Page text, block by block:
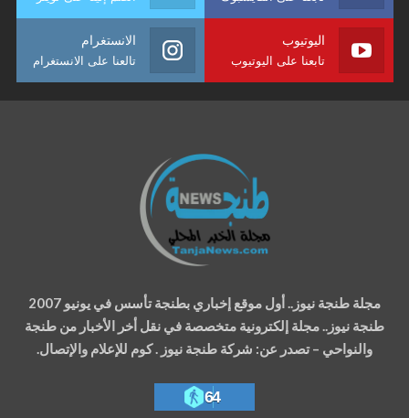
اليوتيوب
تابعنا على اليوتيوب
الانستغرام
تالعنا على الانستغرام
مجلة طنجة نيوز.. أول موقع إخباري بطنجة تأسس في يونيو 2007
طنجة نيوز.. مجلة إلكترونية متخصصة في نقل أخر الأخبار من طنجة
والنواحي – تصدر عن: شركة طنجة نيوز . كوم للإعلام والإتصال.
64